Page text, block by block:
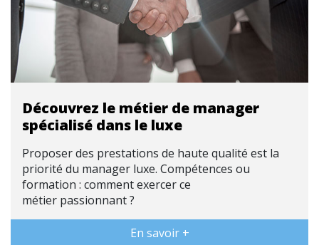
Découvrez le métier de manager
spécialisé dans le luxe
Proposer des prestations de haute qualité est la
priorité du manager luxe. Compétences ou
formation : comment exercer ce
métier passionnant ?
En savoir +